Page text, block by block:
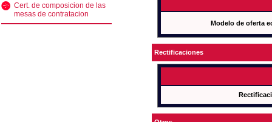
Cert. de composicion de las
mesas de contratacion
Modelo de oferta
Rectificaciones